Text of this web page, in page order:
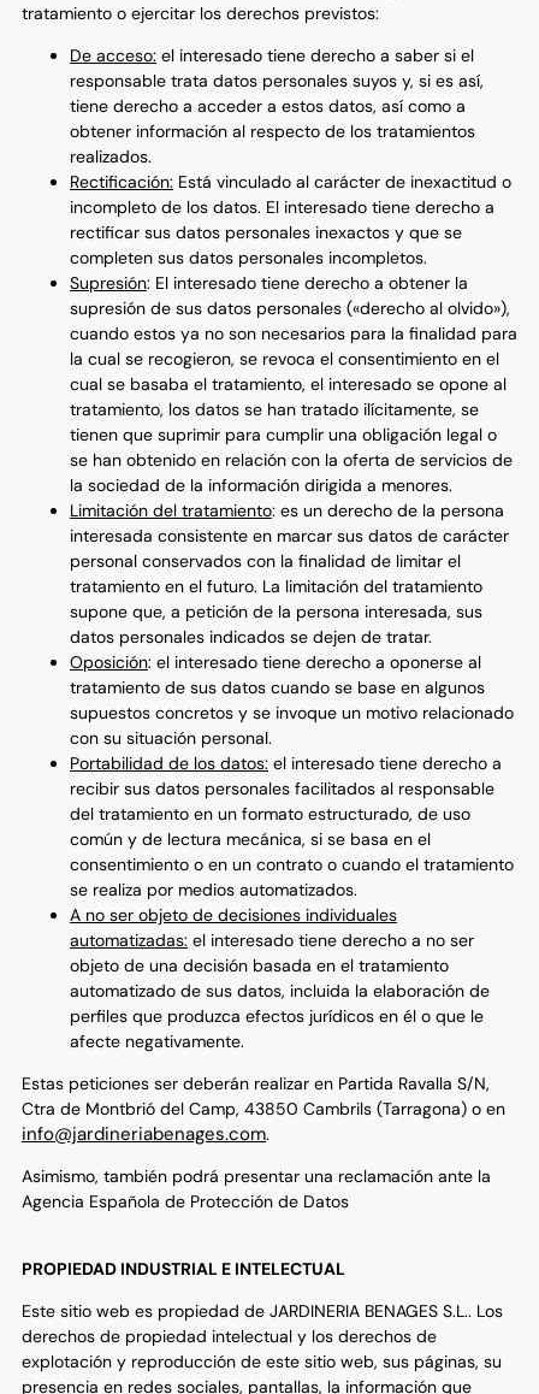
tratamiento o ejercitar los derechos previstos:
De acceso: el interesado tiene derecho a saber si el
responsable trata datos personales suyos y, si es así,
tiene derecho a acceder a estos datos, así como a
obtener información al respecto de los tratamientos
realizados.
Rectificación: Está vinculado al carácter de inexactitud o
incompleto de los datos. El interesado tiene derecho a
rectificar sus datos personales inexactos y que se
completen sus datos personales incompletos.
Supresión: El interesado tiene derecho a obtener la
supresión de sus datos personales («derecho al olvido»),
cuando estos ya no son necesarios para la finalidad para
la cual se recogieron, se revoca el consentimiento en el
cual se basaba el tratamiento, el interesado se opone al
tratamiento, los datos se han tratado ilícitamente, se
tienen que suprimir para cumplir una obligación legal o
se han obtenido en relación con la oferta de servicios de
la sociedad de la información dirigida a menores.
Limitación del tratamiento: es un derecho de la persona
interesada consistente en marcar sus datos de carácter
personal conservados con la finalidad de limitar el
tratamiento en el futuro. La limitación del tratamiento
supone que, a petición de la persona interesada, sus
datos personales indicados se dejen de tratar.
Oposición: el interesado tiene derecho a oponerse al
tratamiento de sus datos cuando se base en algunos
supuestos concretos y se invoque un motivo relacionado
con su situación personal.
Portabilidad de los datos: el interesado tiene derecho a
recibir sus datos personales facilitados al responsable
del tratamiento en un formato estructurado, de uso
común y de lectura mecánica, si se basa en el
consentimiento o en un contrato o cuando el tratamiento
se realiza por medios automatizados.
A no ser objeto de decisiones individuales
automatizadas: el interesado tiene derecho a no ser
objeto de una decisión basada en el tratamiento
automatizado de sus datos, incluida la elaboración de
perfiles que produzca efectos jurídicos en él o que le
afecte negativamente.
Estas peticiones ser deberán realizar en Partida Ravalla S/N,
Ctra de Montbrió del Camp, 43850 Cambrils (Tarragona) o en
info@jardineriabenages.com.
Asimismo, también podrá presentar una reclamación ante la
Agencia Española de Protección de Datos
PROPIEDAD INDUSTRIAL E INTELECTUAL
Este sitio web es propiedad de JARDINERIA BENAGES S.L.. Los
derechos de propiedad intelectual y los derechos de
explotación y reproducción de este sitio web, sus páginas, su
presencia en redes sociales, pantallas, la información que